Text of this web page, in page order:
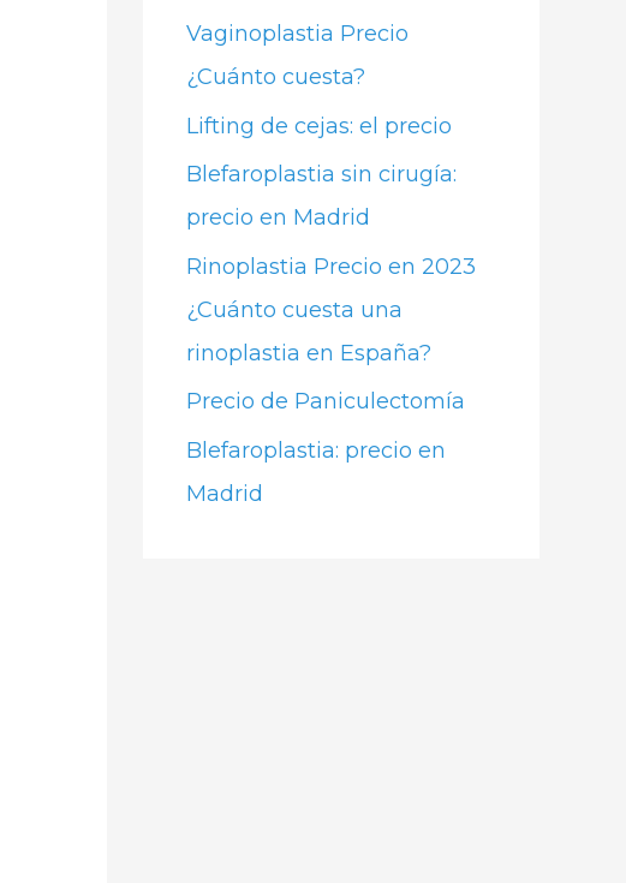
Vaginoplastia Precio
¿Cuánto cuesta?
Lifting de cejas: el precio
Blefaroplastia sin cirugía:
precio en Madrid
Rinoplastia Precio en 2023
¿Cuánto cuesta una
rinoplastia en España?
Precio de Paniculectomía
Blefaroplastia: precio en
Madrid